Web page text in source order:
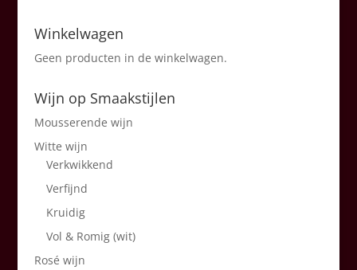
Winkelwagen
Geen producten in de winkelwagen.
Wijn op Smaakstijlen
Mousserende wijn
Witte wijn
Verkwikkend
Verfijnd
Kruidig
Vol & Romig (wit)
Rosé wijn